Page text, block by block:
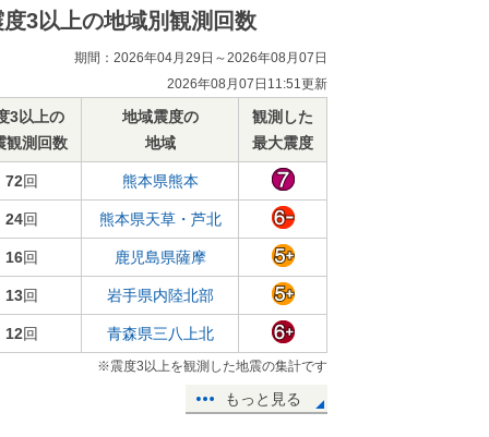
度3以上の地域別観測回数
期間：2026年04月29日～2026年08月07日
2026年08月07日11:51更新
3以上の
観測回数
地域震度の
地域
観測した
最大震度
72回 熊本県熊本
24回 熊本県天草・芦北
16回 鹿児島県薩摩
13回 岩手県内陸北部
12回 青森県三八上北
※震度3以上を観測した地震の集計です
もっと見る